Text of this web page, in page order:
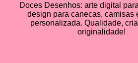
Doces Desenhos: arte digital
design para canecas, camisas
personalizada. Qualidade,
originalidade!